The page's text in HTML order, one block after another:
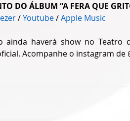
DO ÁLBUM “A FERA QUE
/ Youtube / Apple Music
ainda haverá show no Teatro
Acompanhe o instagram de